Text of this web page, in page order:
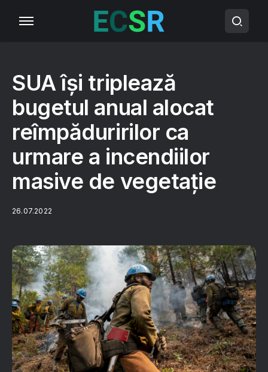
SUA își triplează
bugetul anual alocat
reîmpăduririlor ca
urmare a incendiilor
masive de vegetație
26.07.2022